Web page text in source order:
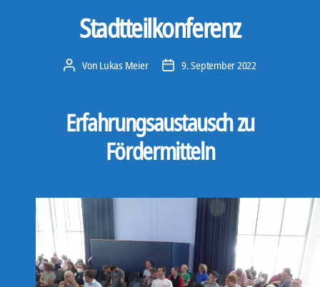
Stadtteilkonferenz
Beitragsautor
Von Lukas Meier Veröffentlichungsdatum
9. September 2022
Erfahrungsaustausch zu
Fördermitteln